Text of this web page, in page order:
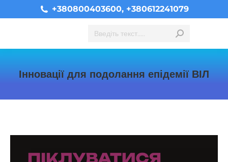
+380800403600, +380612241079
Search:
Інновації для подолання епідемії ВІЛ